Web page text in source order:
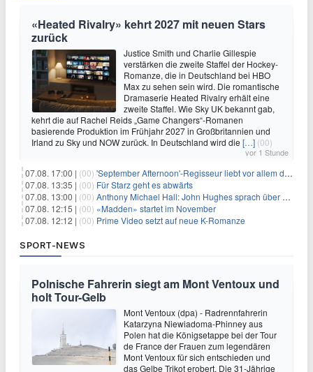
«Heated Rivalry» kehrt 2027 mit neuen Stars
zurück
Justice Smith und Charlie Gillespie
verstärken die zweite Staffel der Hockey-
Romanze, die in Deutschland bei HBO
Max zu sehen sein wird. Die romantische
Dramaserie Heated Rivalry erhält eine
zweite Staffel. Wie Sky UK bekannt gab,
kehrt die auf Rachel Reids „Game Changers“-Romanen
basierende Produktion im Frühjahr 2027 in Großbritannien und
Irland zu Sky und NOW zurück. In Deutschland wird die […] (00)
vor 1 Stunde
07.08. 17:00 | (00) 'September Afternoon'-Regisseur liebt vor allem die 'Banalität' in seinen Filmen
07.08. 13:35 | (00) Für Starz geht es abwärts
07.08. 13:00 | (00) Anthony Michael Hall: John Hughes sprach über eine Fortsetzung von 'The Breakfast Club'
07.08. 12:15 | (00) «Madden» startet im November
07.08. 12:12 | (00) Prime Video setzt auf neue K-Romanze
SPORT-NEWS
Polnische Fahrerin siegt am Mont Ventoux und
holt Tour-Gelb
Mont Ventoux (dpa) - Radrennfahrerin
Katarzyna Niewiadoma-Phinney aus
Polen hat die Königsetappe bei der Tour
de France der Frauen zum legendären
Mont Ventoux für sich entschieden und
das Gelbe Trikot erobert. Die 31-Jährige